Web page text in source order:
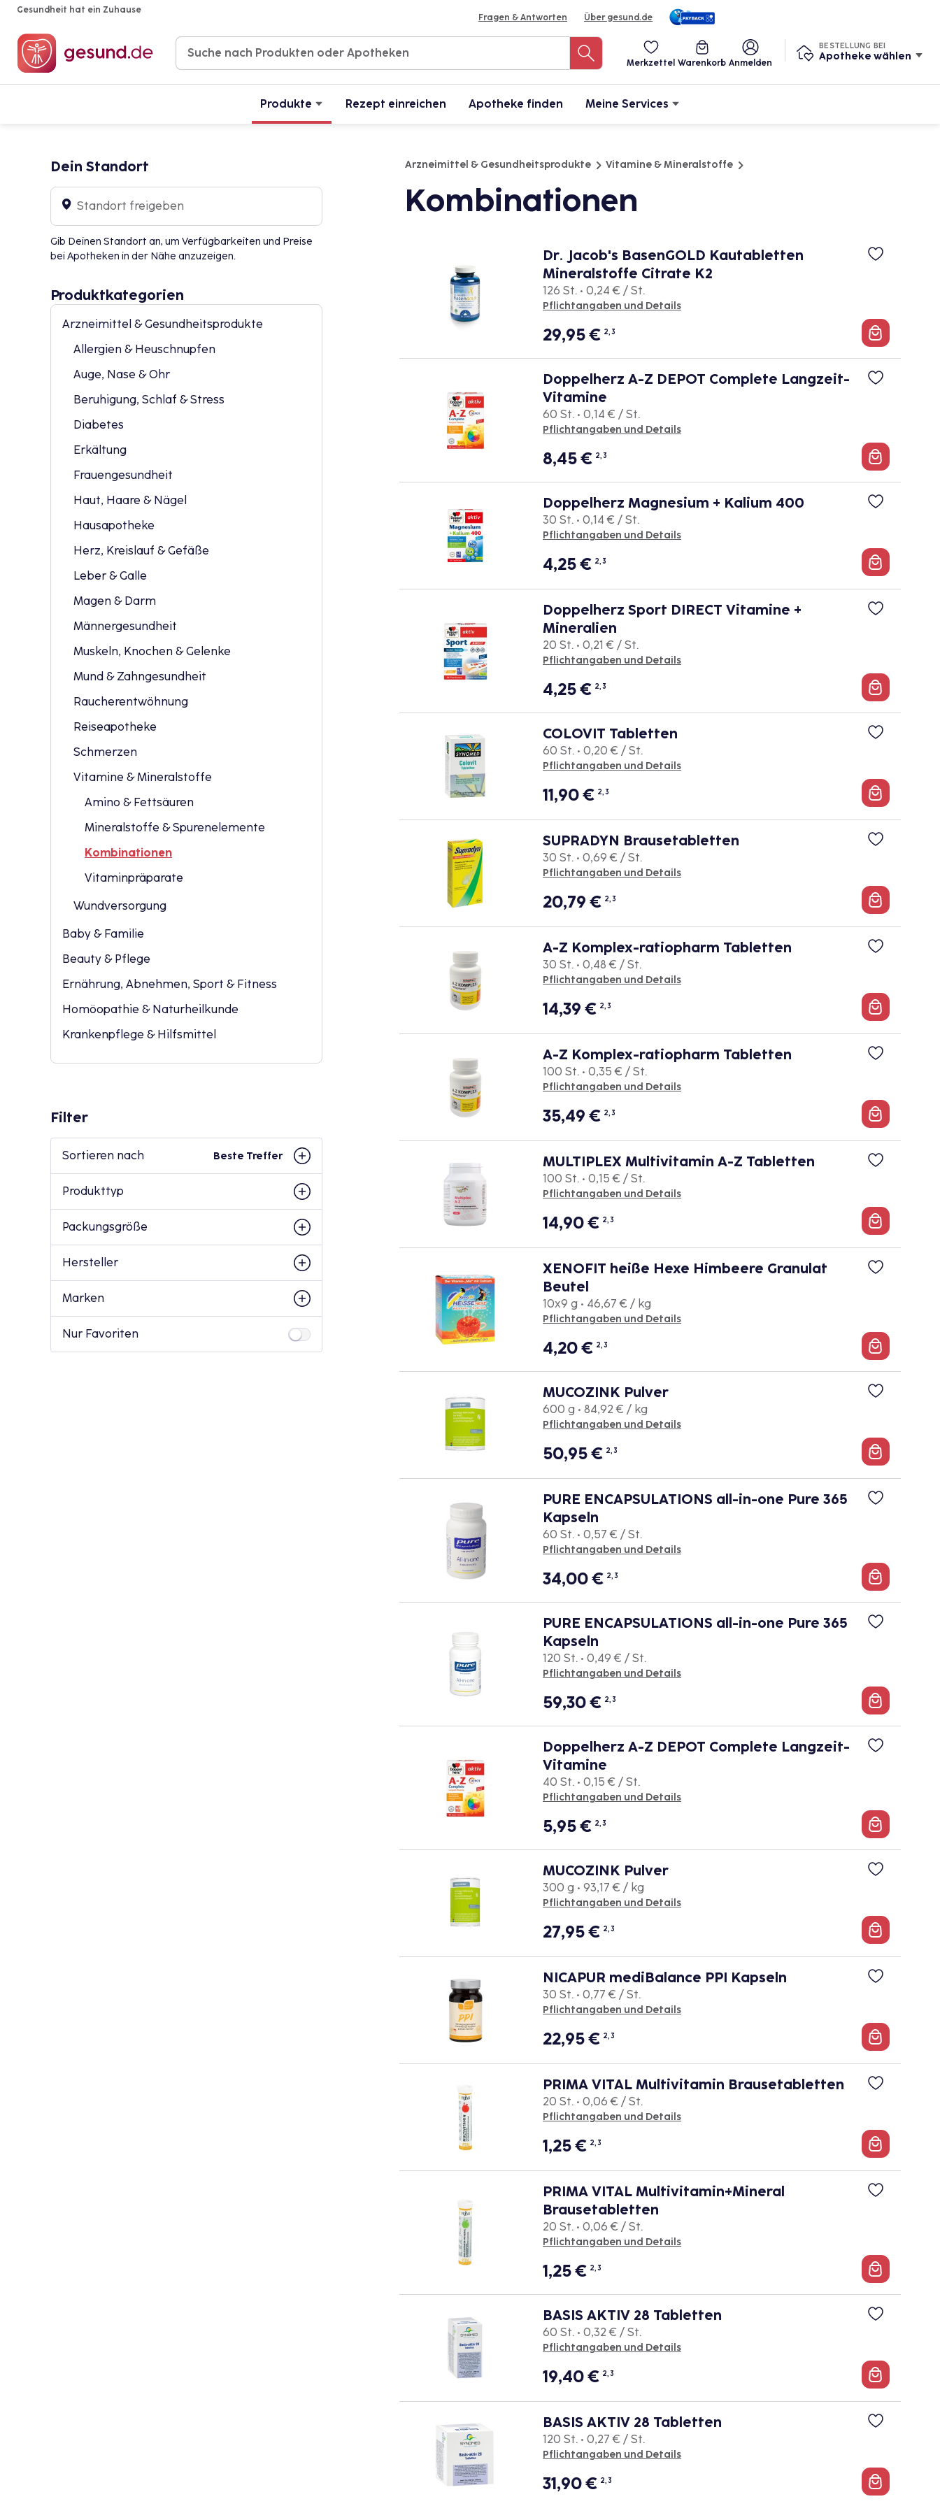
Gesundheit hat ein Zuhause
Fragen & Antworten Über gesund.de
Merkzettel Warenkorb Anmelden
BESTELLUNG BEI
Apotheke wählen
Produkte Rezept einreichen Apotheke finden Meine Services
Dein Standort
Standort freigeben
Gib Deinen Standort an, um Verfügbarkeiten und Preise
bei Apotheken in der Nähe anzuzeigen.
Produktkategorien
Arzneimittel & Gesundheitsprodukte
Allergien & Heuschnupfen
Auge, Nase & Ohr
Beruhigung, Schlaf & Stress
Diabetes
Erkältung
Frauengesundheit
Haut, Haare & Nägel
Hausapotheke
Herz, Kreislauf & Gefäße
Leber & Galle
Magen & Darm
Männergesundheit
Muskeln, Knochen & Gelenke
Mund & Zahngesundheit
Raucherentwöhnung
Reiseapotheke
Schmerzen
Vitamine & Mineralstoffe
Amino & Fettsäuren
Mineralstoffe & Spurenelemente
Kombinationen
Vitaminpräparate
Wundversorgung
Baby & Familie
Beauty & Pflege
Ernährung, Abnehmen, Sport & Fitness
Homöopathie & Naturheilkunde
Krankenpflege & Hilfsmittel
Filter
Sortieren nach Beste Treffer
Produkttyp
Packungsgröße
Hersteller
Marken
Nur Favoriten
Arzneimittel & Gesundheitsprodukte Vitamine & Mineralstoffe
Kombinationen
Dr. Jacob's BasenGOLD Kautabletten
Mineralstoffe Citrate K2
126 St. • 0,24 € / St.
Pflichtangaben und Details
29,95€ 2, 3
Doppelherz A-Z DEPOT Complete Langzeit-
Vitamine
60 St. • 0,14 € / St.
Pflichtangaben und Details
8,45€ 2, 3
Doppelherz Magnesium + Kalium 400
30 St. • 0,14 € / St.
Pflichtangaben und Details
4,25€ 2, 3
Doppelherz Sport DIRECT Vitamine +
Mineralien
20 St. • 0,21 € / St.
Pflichtangaben und Details
4,25€ 2, 3
COLOVIT Tabletten
60 St. • 0,20 € / St.
Pflichtangaben und Details
11,90€ 2, 3
SUPRADYN Brausetabletten
30 St. • 0,69 € / St.
Pflichtangaben und Details
20,79€ 2, 3
A-Z Komplex-ratiopharm Tabletten
30 St. • 0,48 € / St.
Pflichtangaben und Details
14,39€ 2, 3
A-Z Komplex-ratiopharm Tabletten
100 St. • 0,35 € / St.
Pflichtangaben und Details
35,49€ 2, 3
MULTIPLEX Multivitamin A-Z Tabletten
100 St. • 0,15 € / St.
Pflichtangaben und Details
14,90€ 2, 3
XENOFIT heiße Hexe Himbeere Granulat
Beutel
10x9 g • 46,67 € / kg
Pflichtangaben und Details
4,20€ 2, 3
MUCOZINK Pulver
600 g • 84,92 € / kg
Pflichtangaben und Details
50,95€ 2, 3
PURE ENCAPSULATIONS all-in-one Pure 365
Kapseln
60 St. • 0,57 € / St.
Pflichtangaben und Details
34,00€ 2, 3
PURE ENCAPSULATIONS all-in-one Pure 365
Kapseln
120 St. • 0,49 € / St.
Pflichtangaben und Details
59,30€ 2, 3
Doppelherz A-Z DEPOT Complete Langzeit-
Vitamine
40 St. • 0,15 € / St.
Pflichtangaben und Details
5,95€ 2, 3
MUCOZINK Pulver
300 g • 93,17 € / kg
Pflichtangaben und Details
27,95€ 2, 3
NICAPUR mediBalance PPI Kapseln
30 St. • 0,77 € / St.
Pflichtangaben und Details
22,95€ 2, 3
PRIMA VITAL Multivitamin Brausetabletten
20 St. • 0,06 € / St.
Pflichtangaben und Details
1,25€ 2, 3
PRIMA VITAL Multivitamin+Mineral
Brausetabletten
20 St. • 0,06 € / St.
Pflichtangaben und Details
1,25€ 2, 3
BASIS AKTIV 28 Tabletten
60 St. • 0,32 € / St.
Pflichtangaben und Details
19,40€ 2, 3
BASIS AKTIV 28 Tabletten
120 St. • 0,27 € / St.
Pflichtangaben und Details
31,90€ 2, 3